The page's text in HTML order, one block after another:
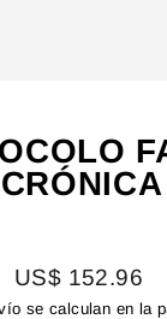
CRÓNICA
Precio
habitual
US$ 152.96
se calculan en la